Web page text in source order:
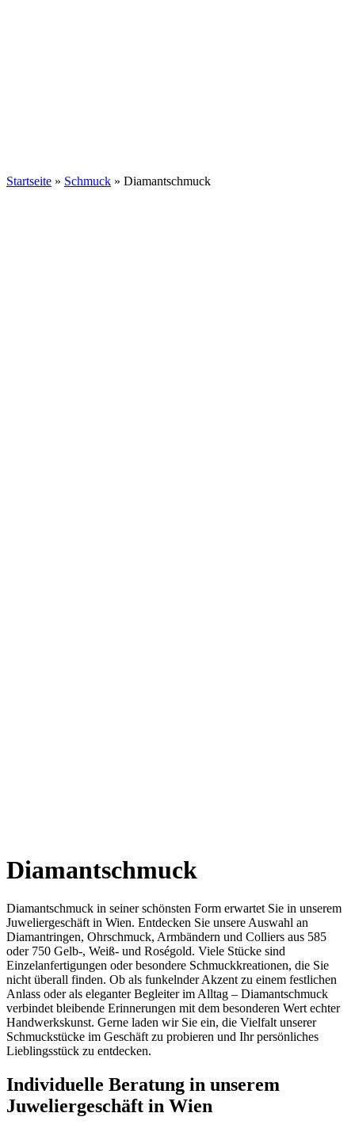
Startseite » Schmuck » Diamantschmuck
Diamantschmuck
Diamantschmuck in seiner schönsten Form erwartet Sie in unserem
Juweliergeschäft in Wien. Entdecken Sie unsere Auswahl an
Diamantringen, Ohrschmuck, Armbändern und Colliers aus 585
oder 750 Gelb-, Weiß- und Roségold. Viele Stücke sind
Einzelanfertigungen oder besondere Schmuckkreationen, die Sie
nicht überall finden. Ob als funkelnder Akzent zu einem festlichen
Anlass oder als eleganter Begleiter im Alltag – Diamantschmuck
verbindet bleibende Erinnerungen mit dem besonderen Wert echter
Handwerkskunst. Gerne laden wir Sie ein, die Vielfalt unserer
Schmuckstücke im Geschäft zu probieren und Ihr persönliches
Lieblingsstück zu entdecken.
Individuelle Beratung in unserem
Juweliergeschäft in Wien